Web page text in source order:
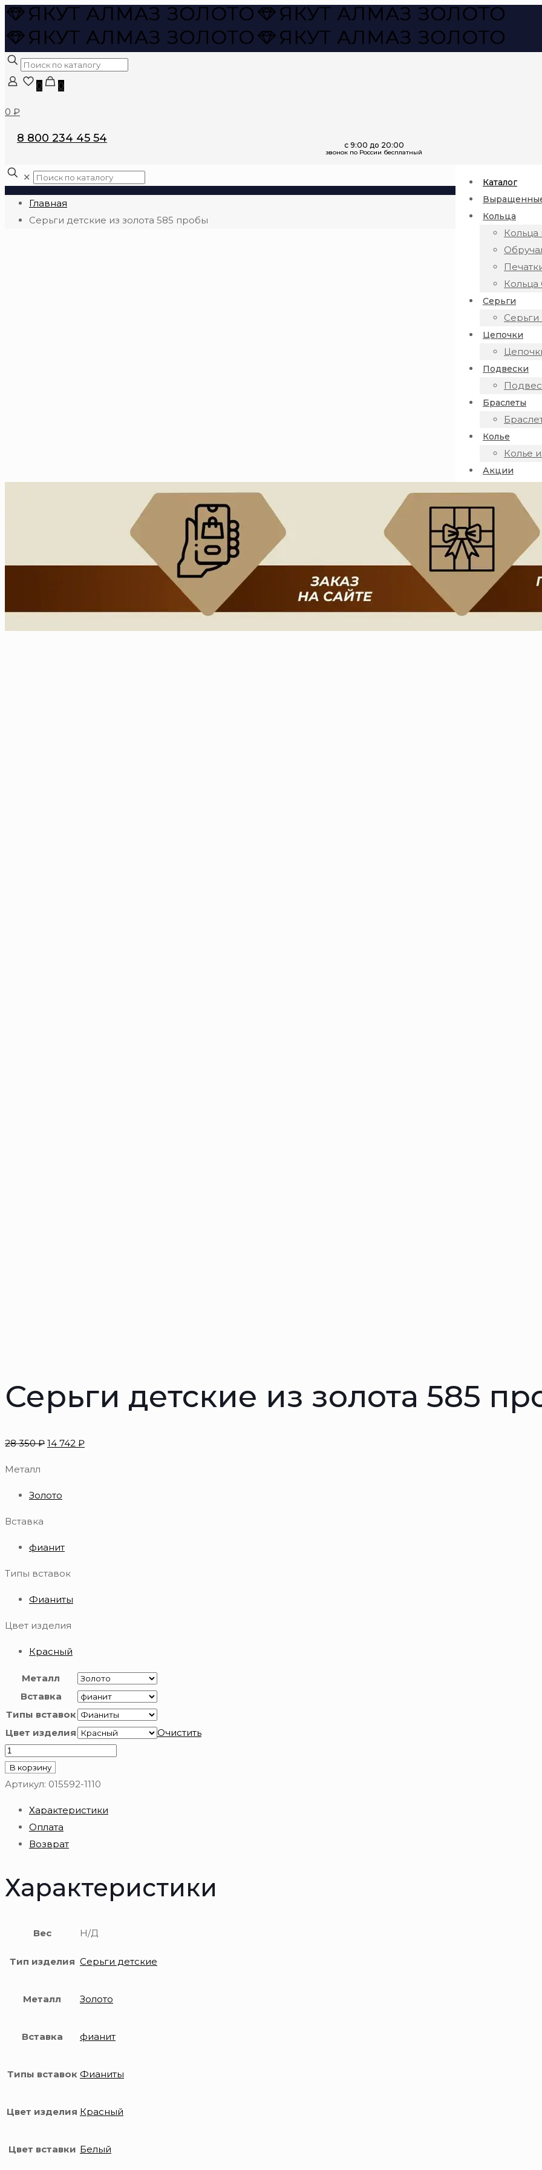
0 0
0 ₽
8 800 234 45 54
Каталог
Кольца
Кольца
Кольца
Серьги
Серьги
Цепочки
Подвески
Браслеты
Колье
Колье
Акции
✕
Главная
Серьги детские из золота 585 пробы
Серьги детские из золота 585
28 350₽ 14 742 ₽
Металл
Золото
Вставка
фианит
Типы вставок
Фианиты
Цвет изделия
Красный
Металл
Вставка
Типы вставок
Цвет изделия
Очистить
Количество
товара
Серьги
золота
В корзину
Артикул: 015592-1110
Характеристики
Оплата
Возврат
Характеристики
Вес Н/Д
Тип изделия Серьги детские
Металл Золото
Вставка фианит
Типы вставок Фианиты
Цвет изделия Красный
Цвет вставки Белый